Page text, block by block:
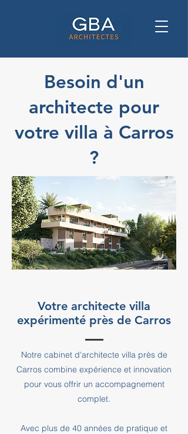
Besoin d'un
architecte pour
votre villa à Carros
?
Votre architecte villa
expérimenté près de Carros
Notre cabinet d'architecte villa près de
Carros combine expérience et innovation
pour vous offrir un accompagnement
complet.
Avec plus de 40 années de pratique et